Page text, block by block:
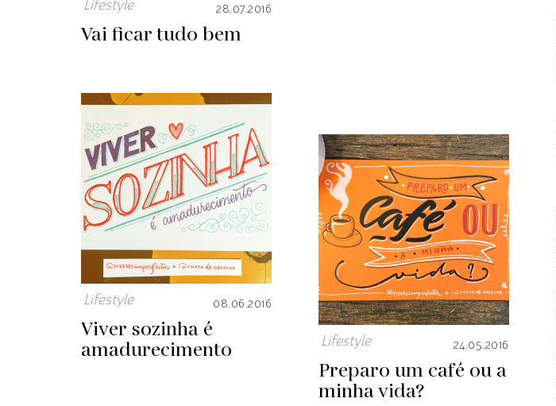
Lifestyle 28.07.2016
Vai ficar tudo bem
Lifestyle 08.06.2016
Viver sozinha é
amadurecimento Lifestyle 24.05.2016
Preparo um café ou a
minha vida?